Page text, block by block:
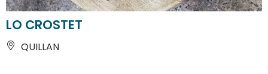
LO CROSTET
QUILLAN